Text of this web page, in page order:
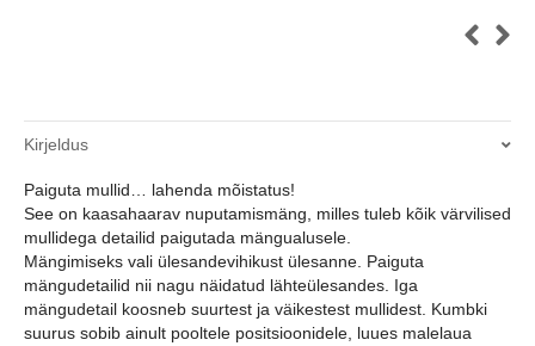
Kirjeldus
Paiguta mullid… lahenda mõistatus!
See on kaasahaarav nuputamismäng, milles tuleb kõik värvilised
mullidega detailid paigutada mängualusele.
Mängimiseks vali ülesandevihikust ülesanne. Paiguta
mängudetailid nii nagu näidatud lähteülesandes. Iga
mängudetail koosneb suurtest ja väikestest mullidest. Kumbki
suurus sobib ainult pooltele positsioonidele, luues malelaua